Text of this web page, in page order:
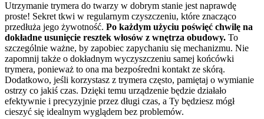
Utrzymanie trymera do twarzy w dobrym stanie jest naprawdę
proste! Sekret tkwi w regularnym czyszczeniu, które znacząco
przedłuża jego żywotność. Po każdym użyciu poświęć chwilę na
dokładne usunięcie resztek włosów z wnętrza obudowy. To
szczególnie ważne, by zapobiec zapychaniu się mechanizmu. Nie
zapomnij także o dokładnym wyczyszczeniu samej końcówki
trymera, ponieważ to ona ma bezpośredni kontakt ze skórą.
Dodatkowo, jeśli korzystasz z trymera często, pamiętaj o wymianie
ostrzy co jakiś czas. Dzięki temu urządzenie będzie działało
efektywnie i precyzyjnie przez długi czas, a Ty będziesz mógł
cieszyć się idealnym wyglądem bez problemów.